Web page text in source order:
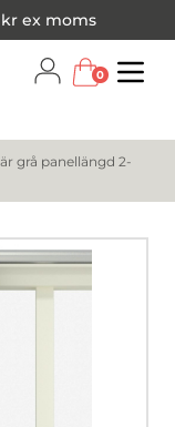
kr ex moms
0
grå panellängd 2-